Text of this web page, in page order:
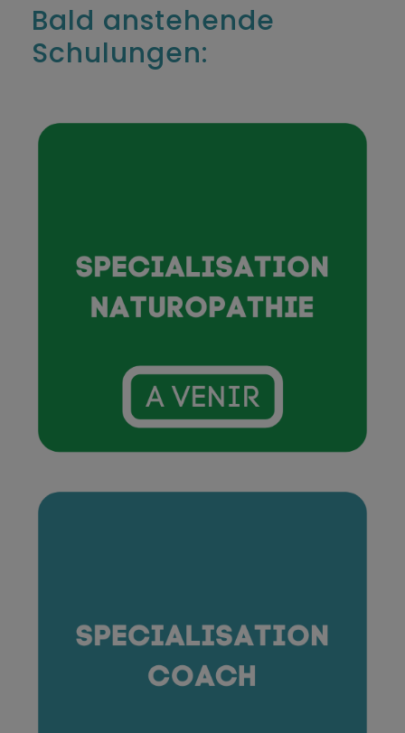
Bald anstehende
Schulungen: